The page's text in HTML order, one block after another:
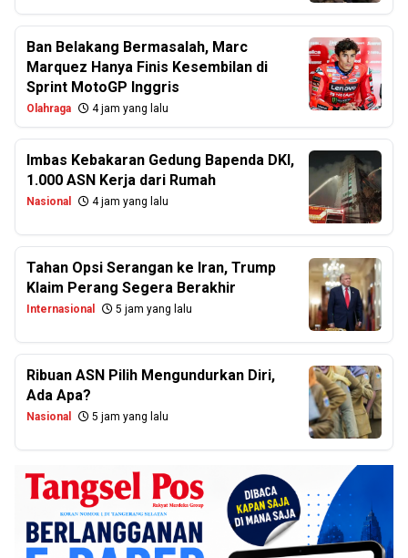
Ban Belakang Bermasalah, Marc
Marquez Hanya Finis Kesembilan di
Sprint MotoGP Inggris
Olahraga 4 jam yang lalu
Imbas Kebakaran Gedung Bapenda DKI,
1.000 ASN Kerja dari Rumah
Nasional 4 jam yang lalu
Tahan Opsi Serangan ke Iran, Trump
Klaim Perang Segera Berakhir
Internasional 5 jam yang lalu
Ribuan ASN Pilih Mengundurkan Diri,
Ada Apa?
Nasional 5 jam yang lalu